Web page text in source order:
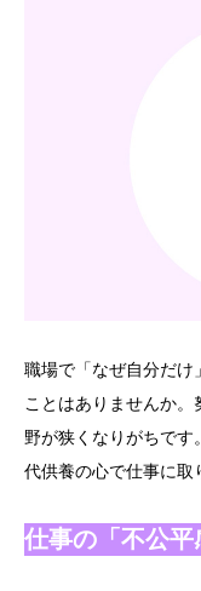
職場で「なぜ自分だけ
ことはありませんか
野が狭くなりがちです
代供養の心で仕事に取
仕事の「不公